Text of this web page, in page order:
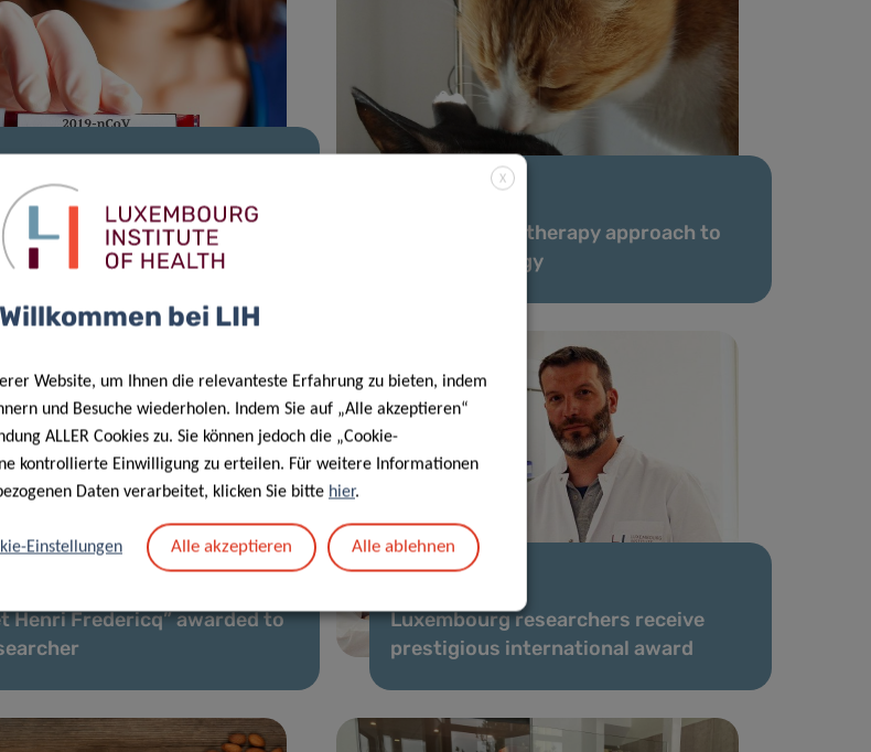
19: mass screening reveals
transmission risk from
carriers
Novel immunotherapy approach to
treat cat allergy
Henri Fredericq” awarded to
Luxembourg researchers receive
prestigious international award
X
Willkommen bei LIH
Website, um Ihnen die relevanteste Erfahrung zu bieten, indem
und Besuche wiederholen. Indem Sie auf „Alle akzeptieren“
ALLER Cookies zu. Sie können jedoch die „Cookie-
kontrollierte Einwilligung zu erteilen. Für weitere Informationen
Daten verarbeitet, klicken Sie bitte hier.
Einstellungen Alle akzeptieren Alle ablehnen